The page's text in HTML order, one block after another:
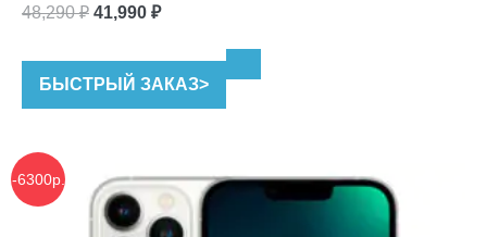
48,290₽ Первоначальная
составляла
41,990 ₽Текущая
БЫСТРЫЙ ЗАКАЗ>
-6300р.